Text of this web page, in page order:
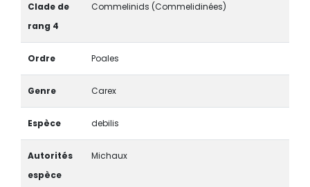
Clade de
rang 4
Commelinids (Commelidinées)
Ordre Poales
Genre Carex
Espèce debilis
Autorités
espèce
Michaux